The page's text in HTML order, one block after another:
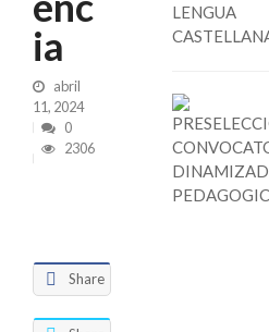
ia
abril
11, 2024
0
2306
Share